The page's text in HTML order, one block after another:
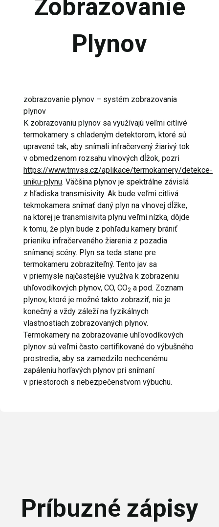
Zobrazovanie
Plynov
zobrazovanie plynov – systém zobrazovania
plynov
K zobrazovaniu plynov sa využívajú veľmi citlivé
termokamery s chladeným detektorom, ktoré sú
upravené tak, aby snímali infračervený žiarivý tok
v obmedzenom rozsahu vlnových dĺžok, pozri
https://www.tmvss.cz/aplikace/termokamery/detekce-
uniku-plynu. Väčšina plynov je spektrálne závislá
z hľadiska transmisivity. Ak bude veľmi citlivá
tekmokamera snímať daný plyn na vlnovej dĺžke,
na ktorej je transmisivita plynu veľmi nízka, dôjde
k tomu, že plyn bude z pohľadu kamery brániť
prieniku infračerveného žiarenia z pozadia
snímanej scény. Plyn sa teda stane pre
termokameru zobraziteľný. Tento jav sa
v priemysle najčastejšie využíva k zobrazeniu
uhľovodíkových plynov, CO, CO2 a pod. Zoznam
plynov, ktoré je možné takto zobraziť, nie je
konečný a vždy záleží na fyzikálnych
vlastnostiach zobrazovaných plynov.
Termokamery na zobrazovanie uhľovodíkových
plynov sú veľmi často certifikované do výbušného
prostredia, aby sa zamedzilo nechcenému
zapáleniu horľavých plynov pri snímaní
v priestoroch s nebezpečenstvom výbuchu.
Príbuzné zápisy